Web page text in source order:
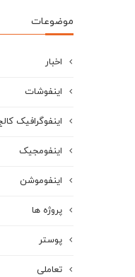
موضوعات
اخبار
اینفوشات
اینفوگرافیک
اینفومجیک
اینفوموشن
پروژه ها
پوستر
تعاملی